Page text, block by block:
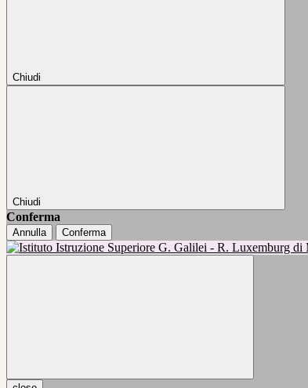
Chiudi
Chiudi
Conferma
Annulla Conferma